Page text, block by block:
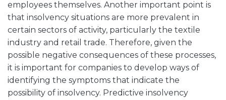
employees themselves. Another important point is
that insolvency situations are more prevalent in
certain sectors of activity, particularly the textile
industry and retail trade. Therefore, given the
possible negative consequences of these processes,
it is important for companies to develop ways of
identifying the symptoms that indicate the
possibility of insolvency. Predictive insolvency